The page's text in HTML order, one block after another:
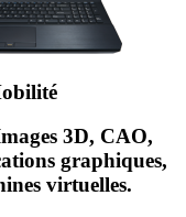
3D, CAO,
graphiques,
virtuelles.